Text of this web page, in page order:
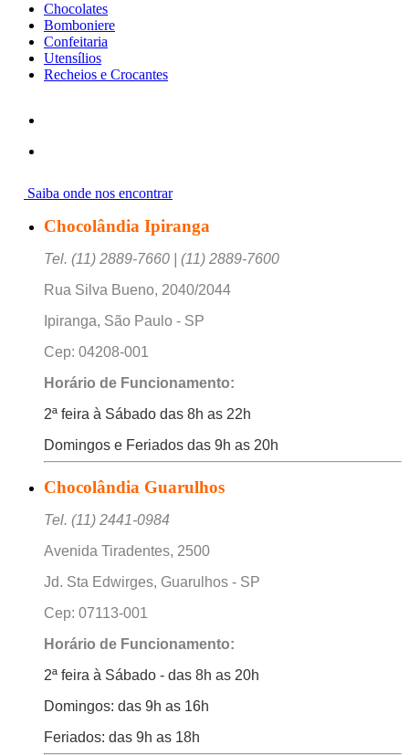
Chocolates
Bomboniere
Confeitaria
Utensílios
Recheios e Crocantes
Saiba onde nos encontrar
Chocolândia Ipiranga
Tel. (11) 2889-7660 | (11) 2889-7600
Rua Silva Bueno, 2040/2044
Ipiranga, São Paulo - SP
Cep: 04208-001
Horário de Funcionamento:
2ª feira à Sábado das 8h as 22h
Domingos e Feriados das 9h as 20h
Chocolândia Guarulhos
Tel. (11) 2441-0984
Avenida Tiradentes, 2500
Jd. Sta Edwirges, Guarulhos - SP
Cep: 07113-001
Horário de Funcionamento:
2ª feira à Sábado - das 8h as 20h
Domingos: das 9h as 16h
Feriados: das 9h as 18h